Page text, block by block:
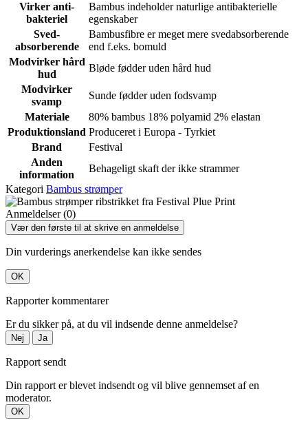
Virker anti-
bakteriel
Bambus indeholder naturlige antibakterielle
egenskaber
Sved-
absorberende
Bambusfibre er meget mere svedabsorberende
end f.eks. bomuld
Modvirker hård
hud
Bløde fødder uden hård hud
Modvirker
svamp
Sunde fødder uden fodsvamp
Materiale
80% bambus 18% polyamid 2% elastan
Produktionsland Produceret i Europa - Tyrkiet
Brand
Festival
Anden
information
Behageligt skaft der ikke strammer
Kategori Bambus strømper
Anmeldelser (0)
Vær den første til at skrive en anmeldelse
Din vurderings anerkendelse kan ikke sendes
OK
Rapporter kommentarer
Er du sikker på, at du vil indsende denne anmeldelse?
Nej Ja
Rapport sendt
Din rapport er blevet indsendt og vil blive gennemset af en
moderator.
OK